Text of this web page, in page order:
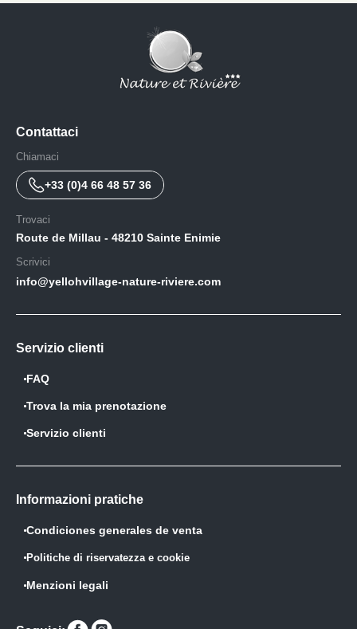
Contattaci
Chiamaci
+33 (0)4 66 48 57 36
Trovaci
Route de Millau - 48210 Sainte Enimie
Scrivici
info@yellohvillage-nature-riviere.com
Servizio clienti
FAQ
Trova la mia prenotazione
Servizio clienti
Informazioni pratiche
Condiciones generales de venta
Politiche di riservatezza e cookie
Menzioni legali
Trovaci